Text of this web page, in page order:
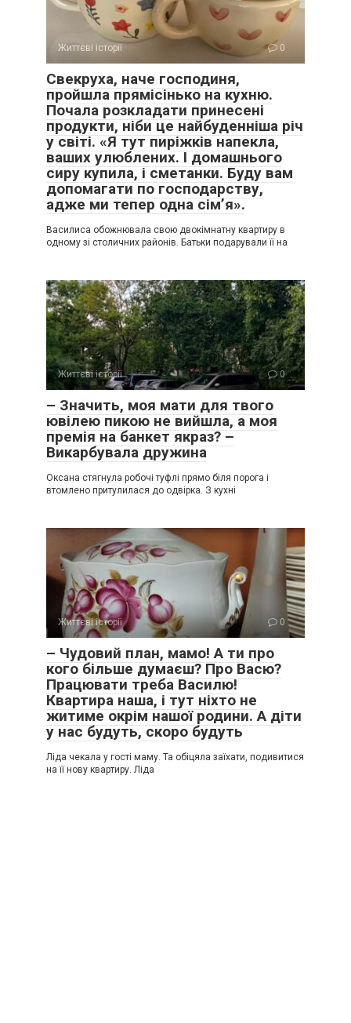
Життєві історії 0
Свекруха, наче господиня,
пройшла прямісінько на кухню.
Почала розкладати принесені
продукти, ніби це найбуденніша річ
у світі. «Я тут пиріжків напекла,
ваших улюблених. І домашнього
сиру купила, і сметанки. Буду вам
допомагати по господарству,
адже ми тепер одна сім’я».
Василиса обожнювала свою двокімнатну квартиру в
одному зі столичних районів. Батьки подарували її на
Життєві історії 0
– Значить, моя мати для твого
ювілею пикою не вийшла, а моя
премія на банкет якраз? –
Викарбувала дружина
Оксана стягнула робочі туфлі прямо біля порога і
втомлено притулилася до одвірка. З кухні
Життєві історії 0
– Чудовий план, мамо! А ти про
кого більше думаєш? Про Васю?
Працювати треба Василю!
Квартира наша, і тут ніхто не
житиме окрім нашої родини. А діти
у нас будуть, скоро будуть
Ліда чекала у гості маму. Та обіцяла заїхати, подивитися
на її нову квартиру. Ліда